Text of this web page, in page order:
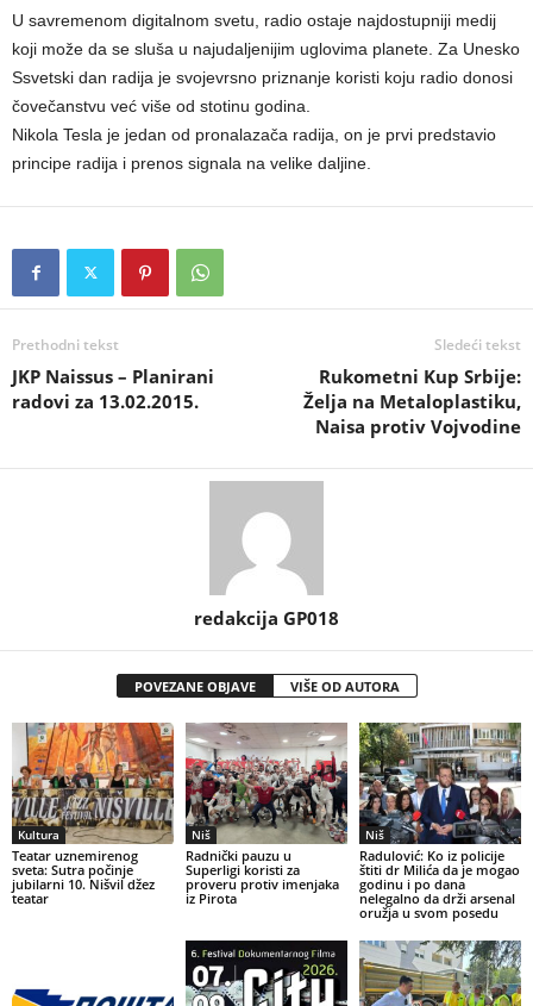
U savremenom digitalnom svetu, radio ostaje najdostupniji medij
koji može da se sluša u najudaljenijim uglovima planete. Za Unesko
Ssvetski dan radija je svojevrsno priznanje koristi koju radio donosi
čovečanstvu već više od stotinu godina.
Nikola Tesla je jedan od pronalazača radija, on je prvi predstavio
principe radija i prenos signala na velike daljine.
Prethodni tekst
JKP Naissus – Planirani
radovi za 13.02.2015.
Sledeći tekst
Rukometni Kup Srbije:
Želja na Metaloplastiku,
Naisa protiv Vojvodine
redakcija GP018
POVEZANE OBJAVE VIŠE OD AUTORA
Kultura
Teatar uznemirenog
sveta: Sutra počinje
jubilarni 10. Nišvil džez
teatar
Niš
Radnički pauzu u
Superligi koristi za
proveru protiv imenjaka
iz Pirota
Niš
Radulović: Ko iz policije
štiti dr Milića da je mogao
godinu i po dana
nelegalno da drži arsenal
oružja u svom posedu